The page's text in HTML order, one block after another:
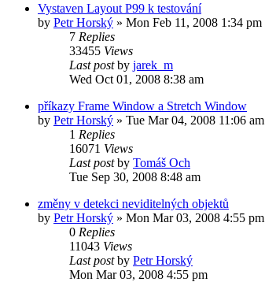
Vystaven Layout P99 k testování
by Petr Horský » Mon Feb 11, 2008 1:34 pm
7 Replies
33455 Views
Last postby jarek_m
Wed Oct 01, 2008 8:38 am
příkazy Frame Window a Stretch Window
by Petr Horský » Tue Mar 04, 2008 11:06 am
1 Replies
16071 Views
Last postby Tomáš Och
Tue Sep 30, 2008 8:48 am
změny v detekci neviditelných objektů
by Petr Horský » Mon Mar 03, 2008 4:55 pm
0 Replies
11043 Views
Last postby Petr Horský
Mon Mar 03, 2008 4:55 pm